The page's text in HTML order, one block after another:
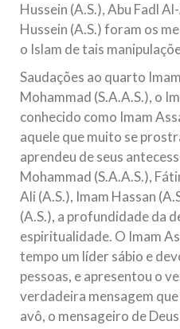
Hussein (A.S.), Abu Fadl
Hussein (A.S.) foram os
o Islam de tais
Saudações ao quarto
Mohammad (S.A.A.S.), o
conhecido como Imam
aquele que muito se
aprendeu de seus
Mohammad (S.A.A.S.),
Ali (A.S.), Imam Hassan
(A.S.), a profundidade da
espiritualidade. O Imam
tempo um líder sábio e
pessoas, e apresentou o
verdadeira mensagem
avô, o mensageiro de Deus